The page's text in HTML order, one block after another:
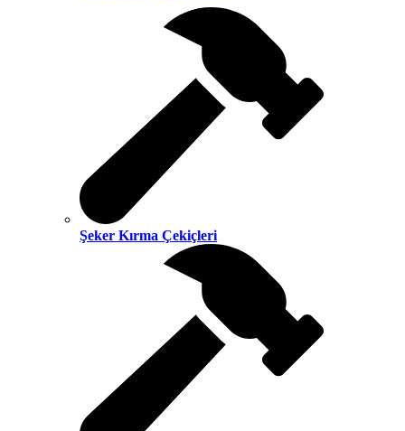
Şeker Kırma Çekiçleri